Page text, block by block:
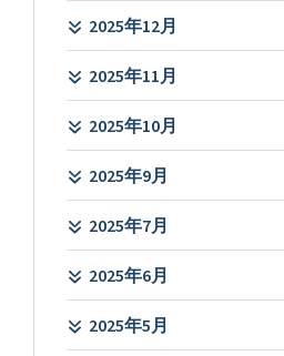
2025年12月
2025年11月
2025年10月
2025年9月
2025年7月
2025年6月
2025年5月